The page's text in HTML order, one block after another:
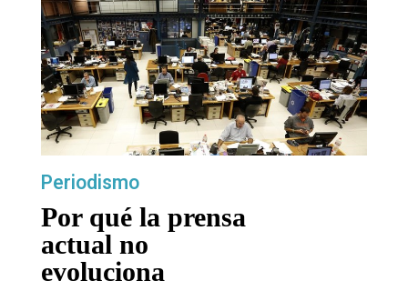
Por qué la prensa
actual no
evoluciona
Periodismo